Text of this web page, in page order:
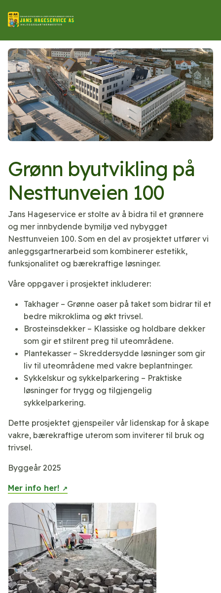
Grønn byutvikling på
Nesttunveien 100
Jans Hageservice er stolte av å bidra til et grønnere
og mer innbydende bymiljø ved nybygget
Nesttunveien 100. Som en del av prosjektet utfører vi
anleggsgartnerarbeid som kombinerer estetikk,
funksjonalitet og bærekraftige løsninger.
Våre oppgaver i prosjektet inkluderer:
Takhager – Grønne oaser på taket som bidrar til et
bedre mikroklima og økt trivsel.
Brosteinsdekker – Klassiske og holdbare dekker
som gir et stilrent preg til uteområdene.
Plantekasser – Skreddersydde løsninger som gir
liv til uteområdene med vakre beplantninger.
Sykkelskur og sykkelparkering – Praktiske
løsninger for trygg og tilgjengelig
sykkelparkering.
Dette prosjektet gjenspeiler vår lidenskap for å skape
vakre, bærekraftige uterom som inviterer til bruk og
trivsel.
Byggeår 2025
Mer info her!